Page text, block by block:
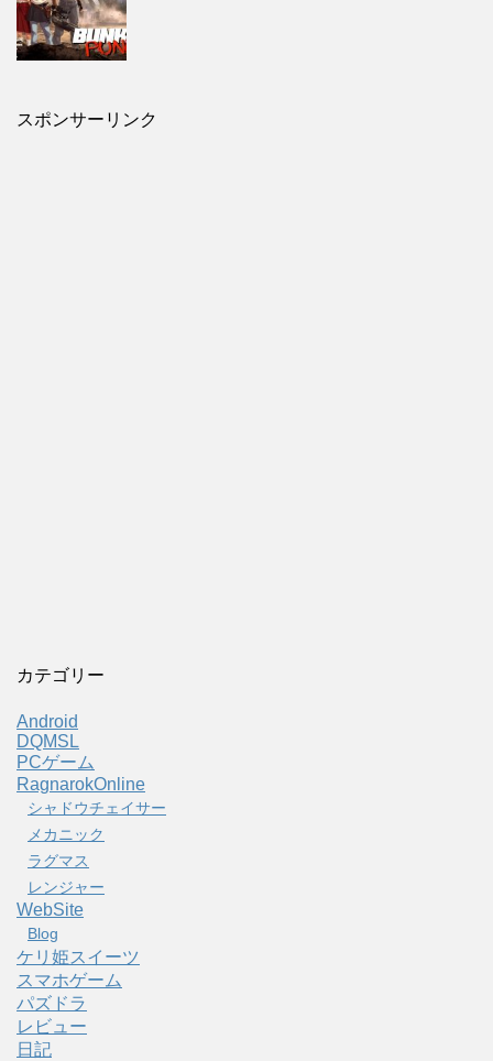
スポンサーリンク
カテゴリー
Android
DQMSL
PCゲーム
RagnarokOnline
シャドウチェイサー
メカニック
ラグマス
レンジャー
WebSite
Blog
ケリ姫スイーツ
スマホゲーム
パズドラ
レビュー
日記